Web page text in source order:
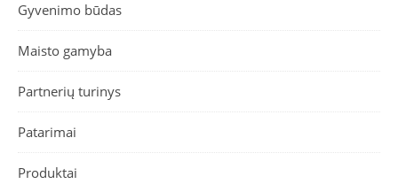
Gyvenimo būdas
Maisto gamyba
Partnerių turinys
Patarimai
Produktai